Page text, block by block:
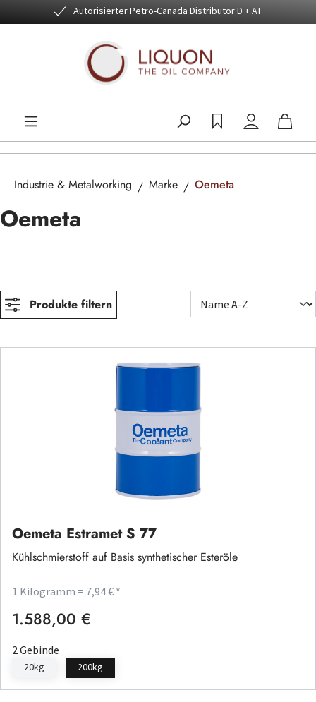
Zum Hauptinhalt springenAutorisierter Petro-Canada Distributor D + AT
Industrie & Metalworking Marke Oemeta
Oemeta
Produkte filtern
Oemeta Estramet S 77
Kühlschmierstoff auf Basis synthetischer Esteröle
1 Kilogramm = 7,94 € *
Regulärer Preis:
1.588,00 €
2 Gebinde
20kg 200kg